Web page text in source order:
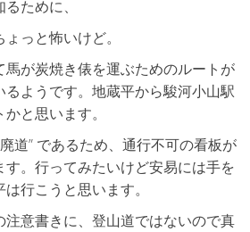
ために、
っと怖いけど。
馬が炭焼き俵を運ぶためのルートが
ようです。地蔵平から駿河小山駅
と思います。
道” であるため、通行不可の看板が
。行ってみたいけど安易には手を
行こうと思います。
注意書きに、登山道ではないので真